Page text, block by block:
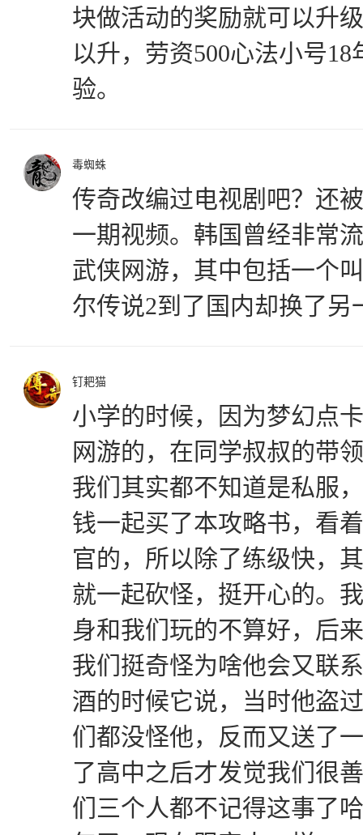
块做活动的奖励就可以升
以升，劳资500心法小号
验。
毒蜘蛛
传奇改编过电视剧吧？还
一期视频。韩国曾经非常
武侠网游，其中包括一个
尔传说2到了国内却换了
钉耙猫
小学的时候，因为梦幻点
网游的，在同学叔叔的带
我们其实都不知道是私服
钱一起买了本攻略书，看
官的，所以除了练级快，
就一起砍怪，挺开心的。
身和我们玩的不算好，后
我们挺奇怪为啥他会又联
酒的时候它说，当时他盗
们都没怪他，反而又送了
了高中之后才发觉我们很
们三个人都不记得这事了